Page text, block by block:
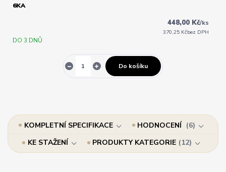
6KA
448,00 Kč/ks
370,25 Kčbez DPH
DO 3 DNŮ
Do košíku
KOMPLETNÍ SPECIFIKACE HODNOCENÍ
6
KE STAŽENÍ
PRODUKTY KATEGORIE 12